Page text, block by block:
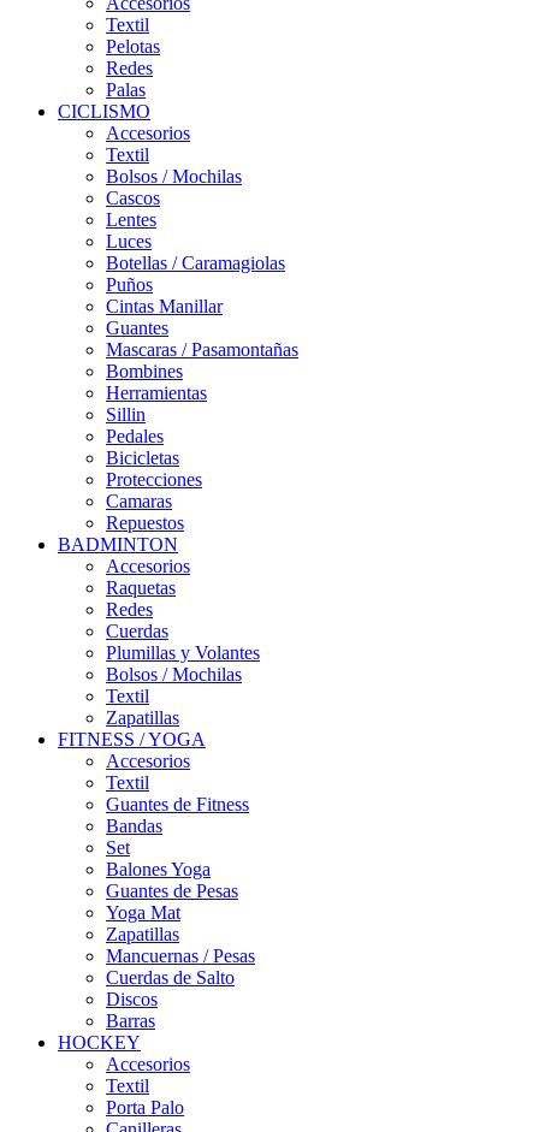
Textil
Pelotas
Redes
Palas
CICLISMO
Accesorios
Textil
Bolsos / Mochilas
Cascos
Lentes
Luces
Botellas / Caramagiolas
Puños
Cintas Manillar
Guantes
Mascaras / Pasamontañas
Bombines
Herramientas
Sillin
Pedales
Bicicletas
Protecciones
Camaras
Repuestos
BADMINTON
Accesorios
Raquetas
Redes
Cuerdas
Plumillas y Volantes
Bolsos / Mochilas
Textil
Zapatillas
FITNESS / YOGA
Accesorios
Textil
Guantes de Fitness
Bandas
Set
Balones Yoga
Guantes de Pesas
Yoga Mat
Zapatillas
Mancuernas / Pesas
Cuerdas de Salto
Discos
Barras
HOCKEY
Accesorios
Textil
Porta Palo